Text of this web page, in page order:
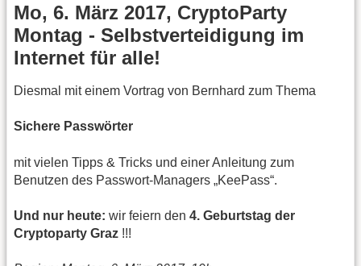
Mo, 6. März 2017, CryptoParty
Montag - Selbstverteidigung im
Internet für alle!
Diesmal mit einem Vortrag von Bernhard zum Thema
Sichere Passwörter
mit vielen Tipps & Tricks und einer Anleitung zum
Benutzen des Passwort-Managers „KeePass“.
Und nur heute: wir feiern den 4. Geburtstag der
Cryptoparty Graz !!!